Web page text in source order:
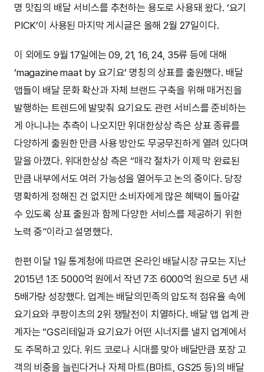
명 맛집의 배달 서비스를 추천하는 용도로 사용돼 왔다. ‘요기
PICK’이 사용된 마지막 게시글은 올해 2월 27일이다.
이 외에도 9월 17일에는 09, 21, 16, 24, 35류 등에 대해
‘magazine maat by 요기요’ 명칭의 상표를 출원했다. 배달
앱들이 배달 문화 확산과 자체 브랜드 구축을 위해 매거진을
발행하는 트렌드에 발맞춰 요기요도 관련 서비스를 준비하는
게 아니냐는 추측이 나오지만 위대한상상 측은 상표 종류를
다양하게 출원한 만큼 사용 방안도 무궁무진하게 열려 있다며
말을 아꼈다. 위대한상상 측은 “매각 절차가 이제 막 완료된
만큼 내부에서도 여러 가능성을 열어두고 논의 중이다. 당장
명확하게 정해진 건 없지만 소비자에게 많은 혜택이 돌아갈
수 있도록 상표 출원과 함께 다양한 서비스를 제공하기 위한
노력 중”이라고 설명했다.
한편 이달 1일 통계청에 따르면 온라인 배달시장 규모는 지난
2015년 1조 5000억 원에서 작년 7조 6000억 원으로 5년 새
5배가량 성장했다. 업계는 배달의민족의 압도적 점유율 속에
요기요와 쿠팡이츠의 2위 쟁탈전이 치열하다. 배달 앱 업계 관
계자는 “GS리테일과 요기요가 어떤 시너지를 낼지 업계에서
도 주목하고 있다. 위드 코로나 시대를 맞아 배달만큼 포장 고
객의 비중을 늘린다거나 자체 마트(B마트, GS25 등)의 배달